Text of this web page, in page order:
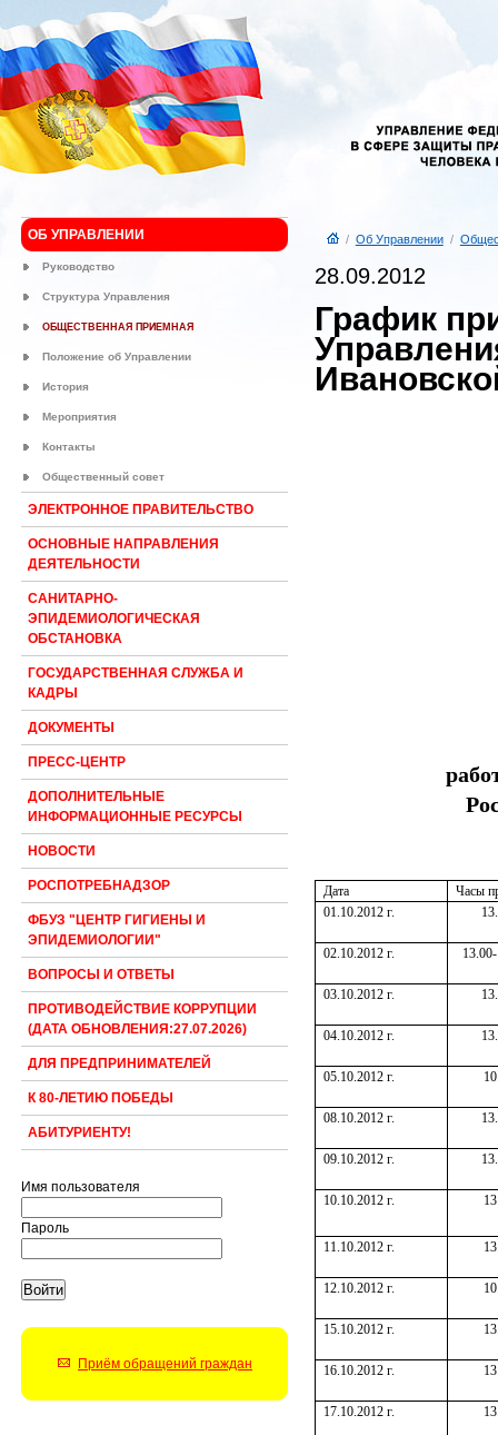
ОБ УПРАВЛЕНИИ
Руководство
Структура Управления
ОБЩЕСТВЕННАЯ ПРИЕМНАЯ
Положение об Управлении
История
Мероприятия
Контакты
Общественный совет
ЭЛЕКТРОННОЕ ПРАВИТЕЛЬСТВО
ОСНОВНЫЕ НАПРАВЛЕНИЯ
ДЕЯТЕЛЬНОСТИ
САНИТАРНО-
ЭПИДЕМИОЛОГИЧЕСКАЯ
ОБСТАНОВКА
ГОСУДАРСТВЕННАЯ СЛУЖБА И
КАДРЫ
ДОКУМЕНТЫ
ПРЕСС-ЦЕНТР
ДОПОЛНИТЕЛЬНЫЕ
ИНФОРМАЦИОННЫЕ РЕСУРСЫ
НОВОСТИ
РОСПОТРЕБНАДЗОР
ФБУЗ "ЦЕНТР ГИГИЕНЫ И
ЭПИДЕМИОЛОГИИ"
ВОПРОСЫ И ОТВЕТЫ
ПРОТИВОДЕЙСТВИЕ КОРРУПЦИИ
(ДАТА ОБНОВЛЕНИЯ:27.07.2026)
ДЛЯ ПРЕДПРИНИМАТЕЛЕЙ
К 80-ЛЕТИЮ ПОБЕДЫ
АБИТУРИЕНТУ!
Имя пользователя
Пароль
Приём обращений граждан
/ Об Управлении/
28.09.2012
График
Дата
Часы
01.10.2012 г.
02.10.2012 г.
03.10.2012 г.
04.10.2012 г.
05.10.2012 г.
08.10.2012 г.
09.10.2012 г.
10.10.2012 г.
11.10.2012 г.
12.10.2012 г.
15.10.2012 г.
16.10.2012 г.
17.10.2012 г.